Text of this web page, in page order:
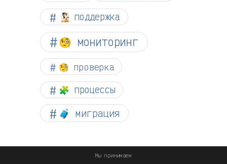
🧏🏻 поддержка
🧐 мониторинг
🧐 проверка
🧩 процессы
🧳 миграция
Мы принимаем